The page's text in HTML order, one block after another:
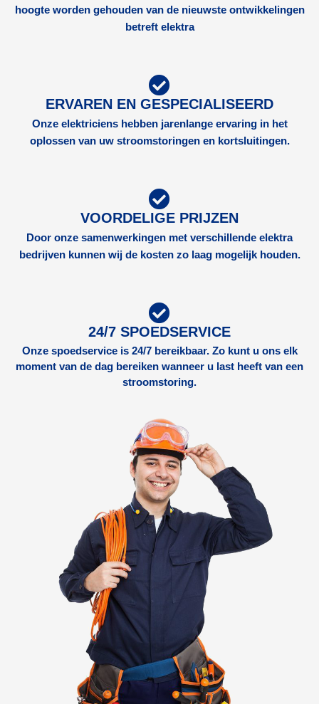
hoogte worden gehouden van de nieuwste ontwikkelingen
betreft elektra
ERVAREN EN GESPECIALISEERD
Onze elektriciens hebben jarenlange ervaring in het
oplossen van uw stroomstoringen en kortsluitingen.
VOORDELIGE PRIJZEN
Door onze samenwerkingen met verschillende elektra
bedrijven kunnen wij de kosten zo laag mogelijk houden.
24/7 SPOEDSERVICE
Onze spoedservice is 24/7 bereikbaar. Zo kunt u ons elk
moment van de dag bereiken wanneer u last heeft van een
stroomstoring.